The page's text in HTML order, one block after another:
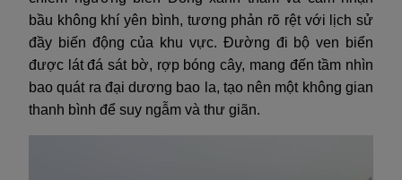
bầu không khí yên bình, tương phản rõ rệt với lịch sử
đầy biến động của khu vực. Đường đi bộ ven biển
được lát đá sát bờ, rợp bóng cây, mang đến tầm nhìn
bao quát ra đại dương bao la, tạo nên một không gian
thanh bình để suy ngẫm và thư giãn.